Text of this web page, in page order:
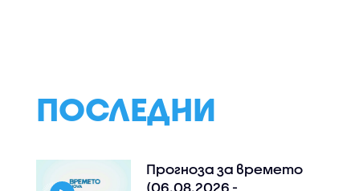
ПОСЛЕДНИ
Прогноза за времето
(06.08.2026 -